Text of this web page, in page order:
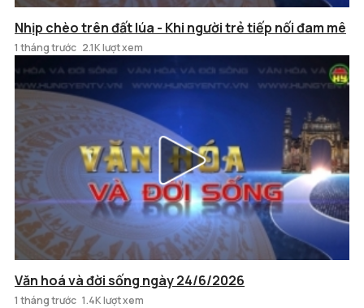
Nhịp chèo trên đất lúa - Khi người trẻ tiếp nối đam mê
1 tháng trước 2.1K lượt xem
Văn hoá và đời sống ngày 24/6/2026
1 tháng trước 1.4K lượt xem